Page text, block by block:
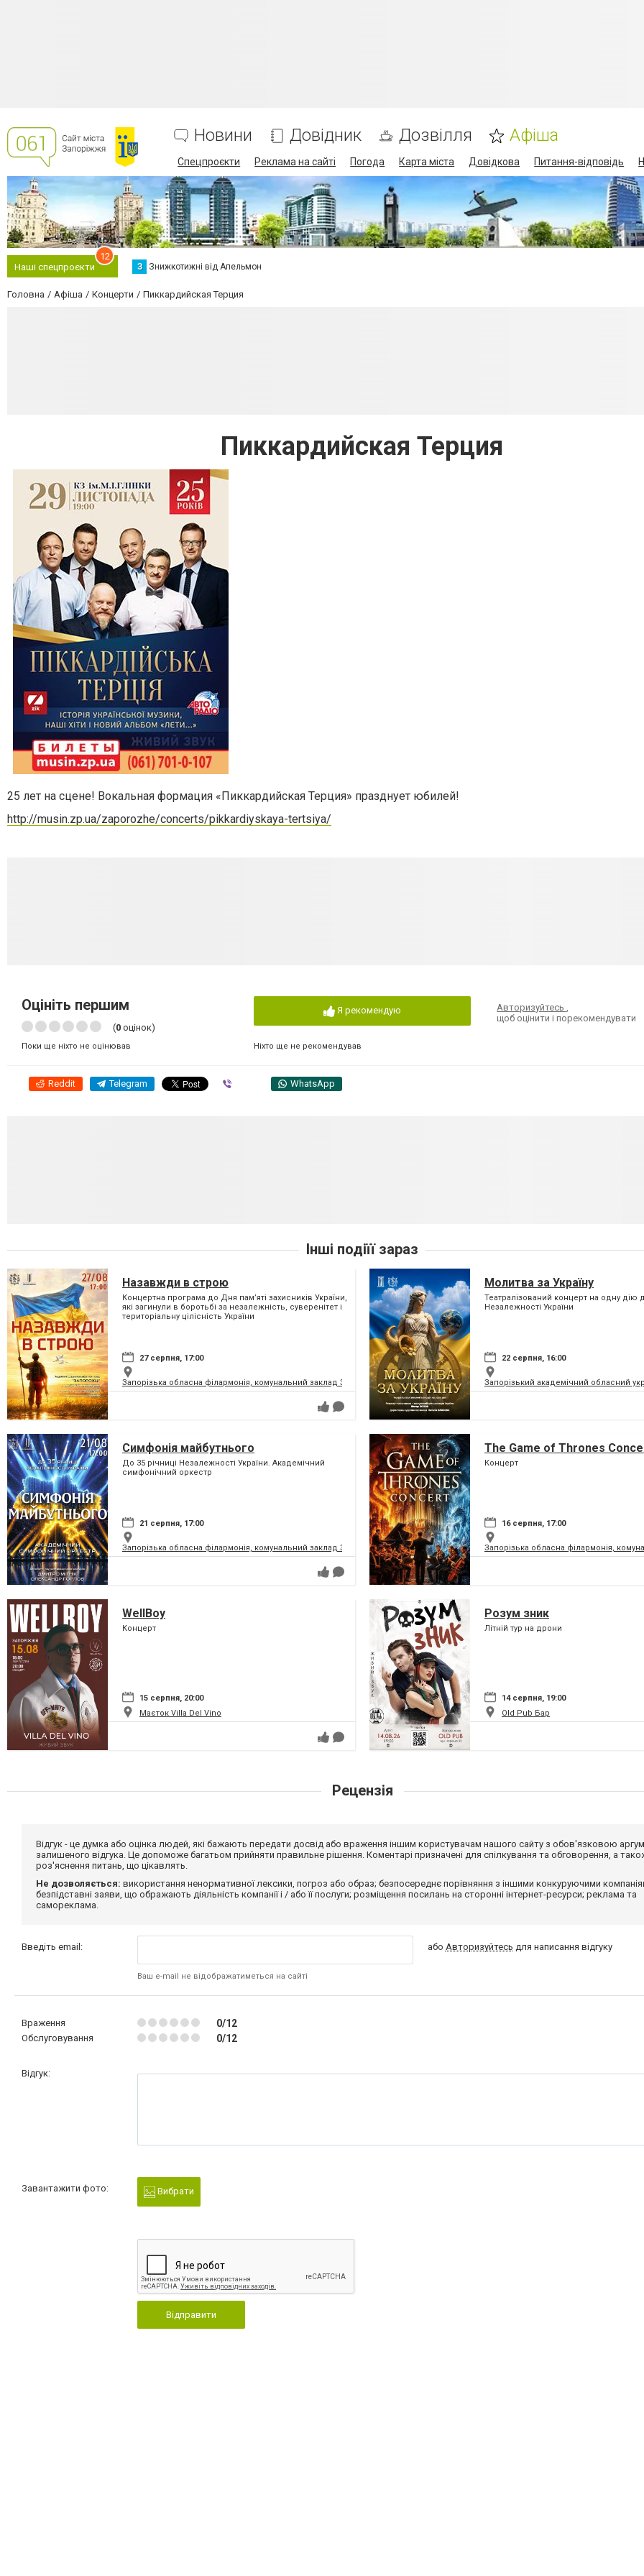
Новини Довідник Дозвілля Афіша
Спецпроєкти Реклама на сайті Погода Карта міста Довідкова Питання-відповідь
Наші спецпроєкти
12
З Знижкотижні від Апельмон
Головна Афіша Концерти Пиккардийская Терция
Пиккардийская Терция
25 лет на сцене! Вокальная формация «Пиккардийская Терция» празднует юбилей!
http://musin.zp.ua/zaporozhe/concerts/pikkardiyskaya-tertsiya/
Оцініть першим
(0 оцінок)
Поки ще ніхто не оцінював
Я рекомендую
Ніхто ще не рекомендував
Авторизуйтесь,
щоб оцінити і порекомендувати
Reddit Telegram WhatsApp
Інші подіїї зараз
Назавжди в строю
Концертна програма до Дня пам’яті захисників України,
які загинули в боротьбі за незалежність, суверенітет і
територіальну цілісність України
27 серпня, 17:00
Запорізька обласна філармонія, комунальний заклад Запорізької обласної ради
Молитва за Україну
Театралізований концерт на одну дію
Незалежності України
22 серпня, 16:00
Запорізький академічний обласний
Симфонія майбутнього
До 35 річниці Незалежності України. Академічний
симфонічний оркестр
21 серпня, 17:00
Запорізька обласна філармонія, комунальний заклад Запорізької обласної ради
The Game of Thrones
Концерт
16 серпня, 17:00
Запорізька обласна філармонія,
WellBoy
Концерт
15 серпня, 20:00
Маєток Villa Del Vino
Розум зник
Літній тур на дрони
14 серпня, 19:00
Old Pub Бар
Рецензія
Відгук - це думка або оцінка людей, які бажають передати досвід або враження іншим користувачам нашого сайту з обов'язковою
залишеного відгука. Це допоможе багатьом прийняти правильне рішення. Коментарі призначені для спілкування та обговорення, а
роз'яснення питань, що цікавлять.
Не дозволяється: використання ненормативної лексики, погроз або образ; безпосереднє порівняння з іншими конкуруючими
безпідставні заяви, що ображають діяльність компанії і / або її послуги; розміщення посилань на сторонні інтернет-ресурси; реклама та
самореклама.
Введіть email:
Ваш e-mail не відображатиметься на сайті
або Авторизуйтесь для написання відгуку
Враження 0/12
Обслуговування 0/12
Відгук:
Завантажити фото: Вибрати
Відправити